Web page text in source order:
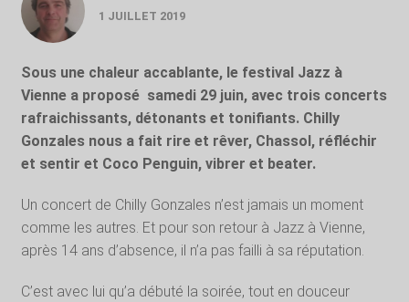
1 JUILLET 2019
Sous une chaleur accablante, le festival Jazz à
Vienne a proposé samedi 29 juin, avec trois concerts
rafraichissants, détonants et tonifiants. Chilly
Gonzales nous a fait rire et rêver, Chassol, réfléchir
et sentir et Coco Penguin, vibrer et beater.
Un concert de Chilly Gonzales n’est jamais un moment
comme les autres. Et pour son retour à Jazz à Vienne,
après 14 ans d’absence, il n’a pas failli à sa réputation.
C’est avec lui qu’a débuté la soirée, tout en douceur